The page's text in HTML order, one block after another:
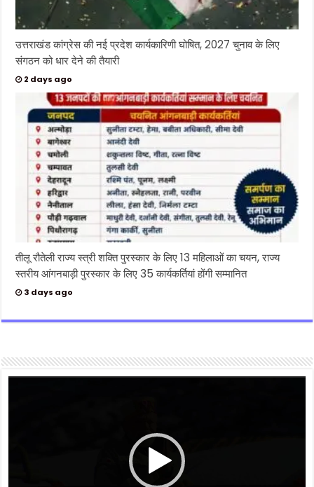
उत्तराखंड कांग्रेस की नई प्रदेश कार्यकारिणी घोषित, 2027 चुनाव के लिए
संगठन को धार देने की तैयारी
2 days ago
तीलू रौतेली राज्य स्त्री शक्ति पुरस्कार के लिए 13 महिलाओं का चयन, राज्य
स्तरीय आंगनबाड़ी पुरस्कार के लिए 35 कार्यकर्तियां होंगी सम्मानित
3 days ago